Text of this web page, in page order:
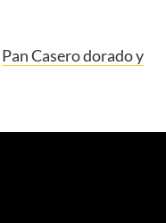
Pan Casero dorado y